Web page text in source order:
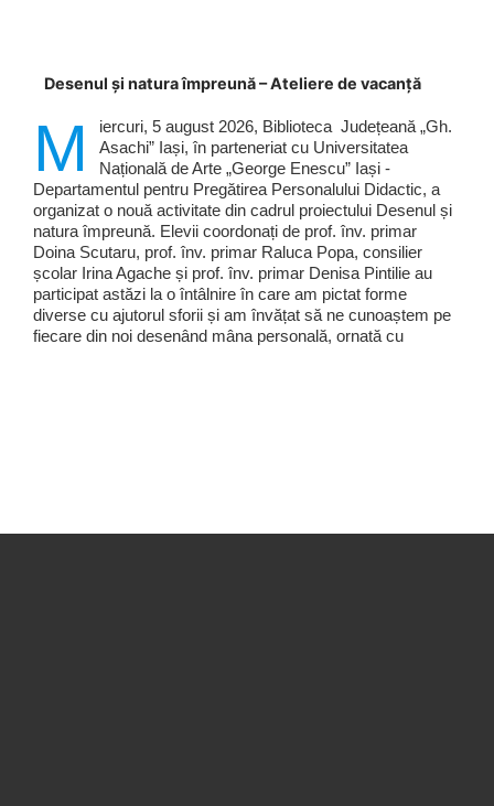
Desenul și natura împreună – Ateliere de vacanță
M
iercuri, 5 august 2026, Biblioteca Județeană „Gh.
Asachi” Iași, în parteneriat cu Universitatea
Națională de Arte „George Enescu” Iași -
Departamentul pentru Pregătirea Personalului Didactic, a
organizat o nouă activitate din cadrul proiectului Desenul și
natura împreună. Elevii coordonați de prof. înv. primar
Doina Scutaru, prof. înv. primar Raluca Popa, consilier
școlar Irina Agache și prof. înv. primar Denisa Pintilie au
participat astăzi la o întâlnire în care am pictat forme
diverse cu ajutorul sforii și am învățat să ne cunoaștem pe
fiecare din noi desenând mâna personală, ornată cu